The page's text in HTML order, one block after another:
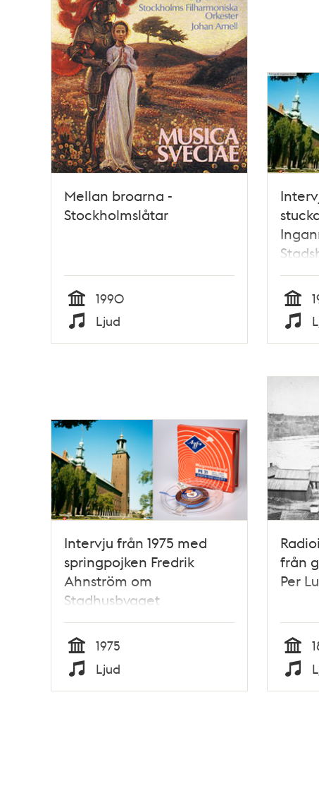
Mellan broarna -
Stockholmslåtar
Tid
1990
Typ
Ljud Tid
Typ
Intervju från 1975 med
springpojken Fredrik
Ahnström om
Stadhusbygget
Tid
1975
Typ
Ljud
från
Per
Tid
Typ